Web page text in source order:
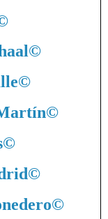
©
©
©
©
©
©